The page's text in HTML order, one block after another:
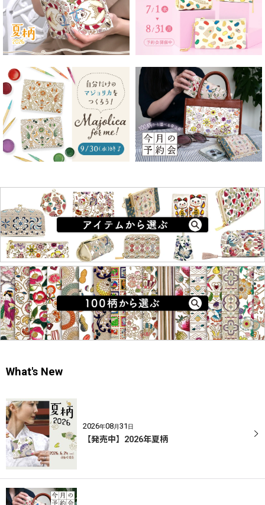
What's New
2026年08月 31 日
【発売中】2026年夏柄